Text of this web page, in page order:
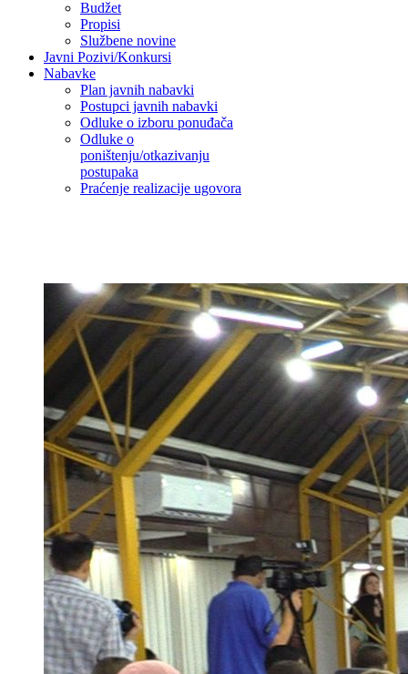
Budžet
Propisi
Službene novine
Javni Pozivi/Konkursi
Nabavke
Plan javnih nabavki
Postupci javnih nabavki
Odluke o izboru ponuđača
Odluke o
poništenju/otkazivanju
postupaka
Praćenje realizacije ugovora